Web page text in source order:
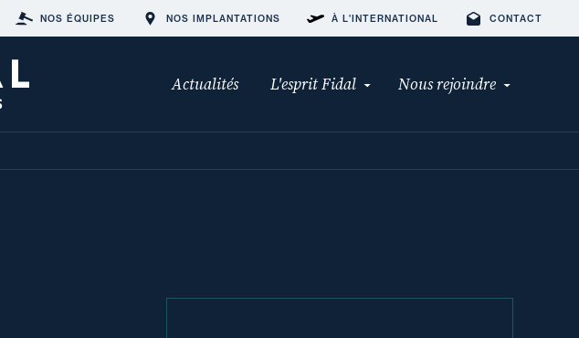
NOS ÉQUIPES NOS IMPLANTATIONS À L'INTERNATIONAL CONTACT
Actualités L'esprit Fidal Nous rejoindre